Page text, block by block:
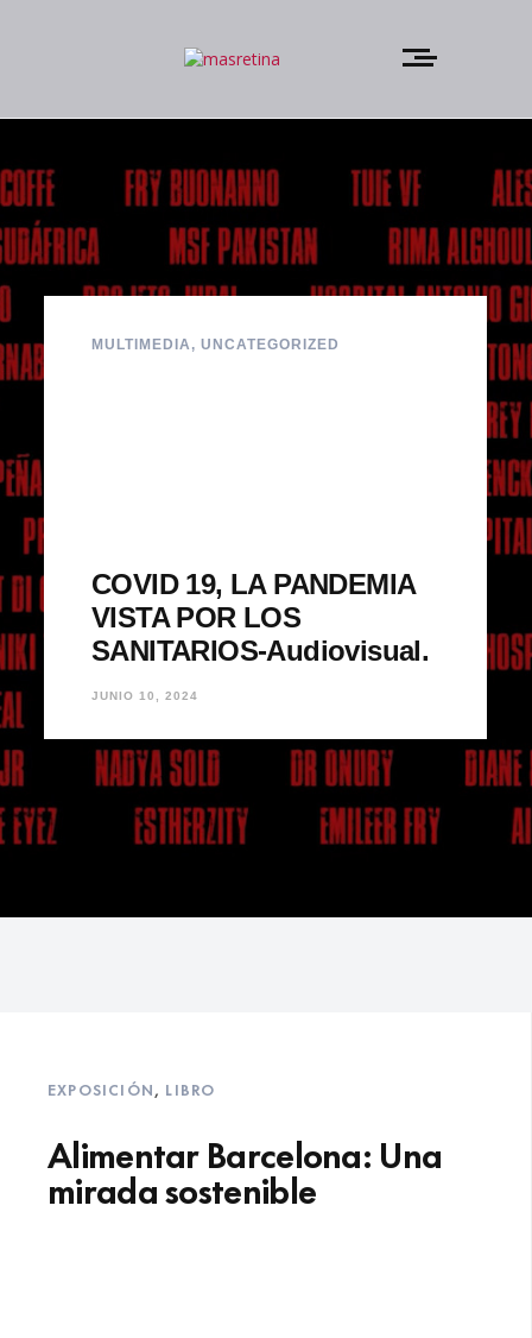
MULTIMEDIA ,UNCATEGORIZED
COVID 19, LA PANDEMIA
VISTA POR LOS
SANITARIOS-Audiovisual.
JUNIO 10, 2024
EXPOSICIÓN, LIBRO
Alimentar Barcelona: Una
mirada sostenible